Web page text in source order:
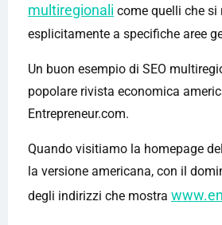
multiregionali come quelli che si
esplicitamente a specifiche aree
Un buon esempio di SEO
popolare rivista economica
Entrepreneur.com.
Quando visitiamo la homepage
la versione americana, con il
degli indirizzi che mostra